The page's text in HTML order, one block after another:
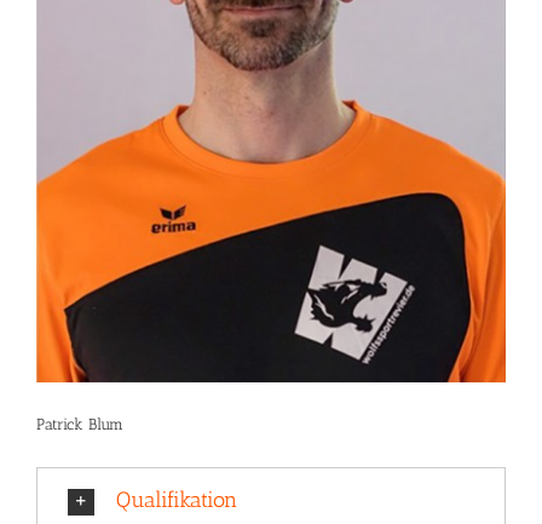
Patrick Blum
Qualifikation